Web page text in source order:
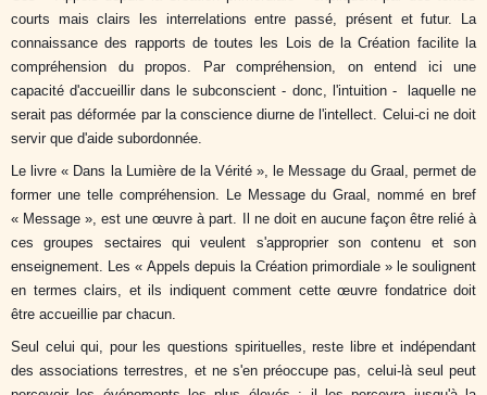
courts mais clairs les interrelations entre passé, présent et futur. La
connaissance des rapports de toutes les Lois de la Création facilite la
compréhension du propos. Par compréhension, on entend ici une
capacité d'accueillir dans le subconscient - donc, l'intuition - laquelle ne
serait pas déformée par la conscience diurne de l'intellect. Celui-ci ne doit
servir que d'aide subordonnée.
Le livre « Dans la Lumière de la Vérité », le Message du Graal, permet de
former une telle compréhension. Le Message du Graal, nommé en bref
« Message », est une œuvre à part. Il ne doit en aucune façon être relié à
ces groupes sectaires qui veulent s'approprier son contenu et son
enseignement. Les « Appels depuis la Création primordiale » le soulignent
en termes clairs, et ils indiquent comment cette œuvre fondatrice doit
être accueillie par chacun.
Seul celui qui, pour les questions spirituelles, reste libre et indépendant
des associations terrestres, et ne s'en préoccupe pas, celui-là seul peut